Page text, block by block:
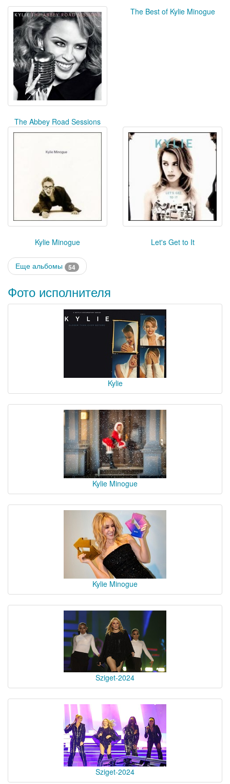
The Abbey Road Sessions
The Best of Kylie Minogue
Kylie Minogue Let's Get to It
Еще альбомы 54
Фото исполнителя
Kylie
Kylie Minogue
Kylie Minogue
Sziget-2024
Sziget-2024